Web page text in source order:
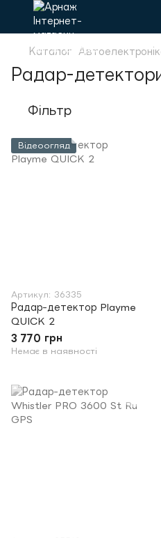
Каталог
Радар-
Фільтр
Відеоогляд
Артикул: 36335
Радар-детектор Playme
QUICK 2
3 770 грн
Немає в наявності